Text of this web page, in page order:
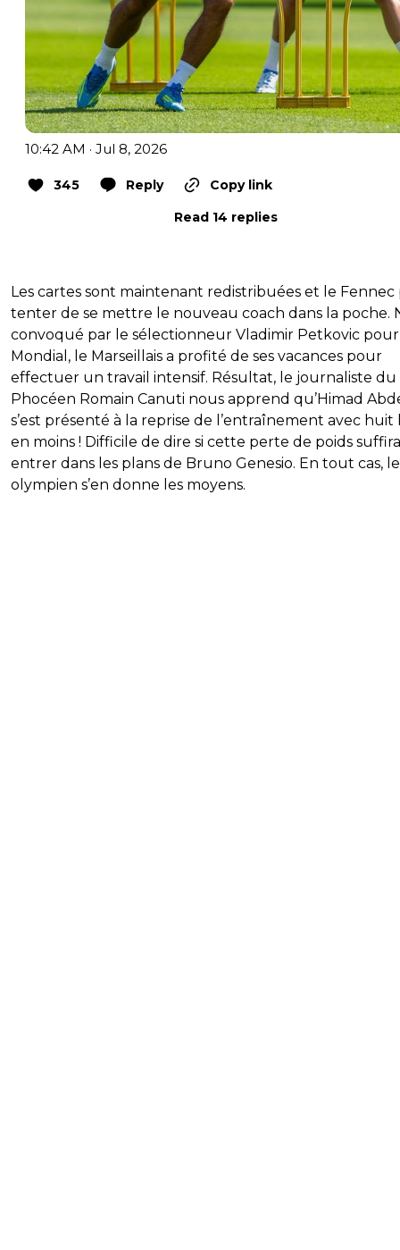
10:42 AM · Jul 8, 2026
345 Reply
Copy link
Read 14 replies
Les cartes sont maintenant redistribuées et le
tenter de se mettre le nouveau coach dans la poche.
convoqué par le sélectionneur Vladimir Petkovic
Mondial, le Marseillais a profité de ses vacances pour
effectuer un travail intensif. Résultat, le journaliste du
Phocéen Romain Canuti nous apprend qu’Himad
s’est présenté à la reprise de l’entraînement avec huit
en moins ! Difficile de dire si cette perte de poids
entrer dans les plans de Bruno Genesio. En tout cas,
olympien s’en donne les moyens.